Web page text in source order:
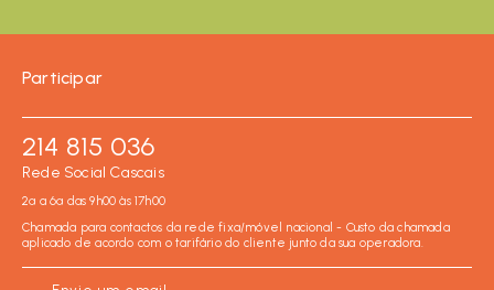
Participar
214 815 036
Rede Social Cascais
2ª a 6ª das 9h00 às 17h00
Chamada para contactos da rede fixa/móvel nacional - Custo da chamada
aplicado de acordo com o tarifário do cliente junto da sua operadora.